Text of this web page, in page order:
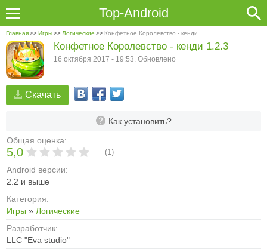
Top-Android
Главная>>Игры>> Логические >> Конфетное Королевство - кенди
Скачать
Как установить?
Общая оценка:
5,0 (1)
Android версии:
2.2 и выше
Категория:
Игры » Логические
Разработчик:
LLC "Eva studio"
Конфетное Королевство - кенди 1.2.3
16 октября 2017 - 19:53. Обновлено